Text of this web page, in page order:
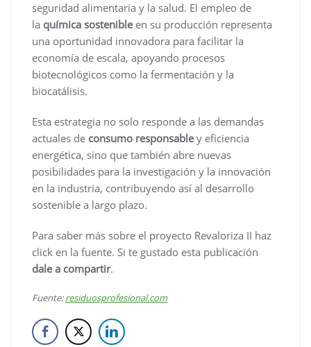
seguridad alimentaria y la salud. El empleo de
la química sostenibleen su producción representa
una oportunidad innovadora para facilitar la
economía de escala, apoyando procesos
biotecnológicos como la fermentación y la
biocatálisis.
Esta estrategia no solo responde a las demandas
actuales de consumo responsabley eficiencia
energética, sino que también abre nuevas
posibilidades para la investigación y la innovación
en la industria, contribuyendo así al desarrollo
sostenible a largo plazo.
Para saber más sobre el proyecto Revaloriza II haz
click en la fuente. Si te gustado esta publicación
dale a compartir.
Fuente:residuosprofesional.com